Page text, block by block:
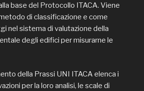
base del Protocollo ITACA. Viene
di classificazione e come
nel sistema di valutazione della
degli edifici per misurarne le
della Prassi UNI ITACA elenca i
per la loro analisi, le scale di